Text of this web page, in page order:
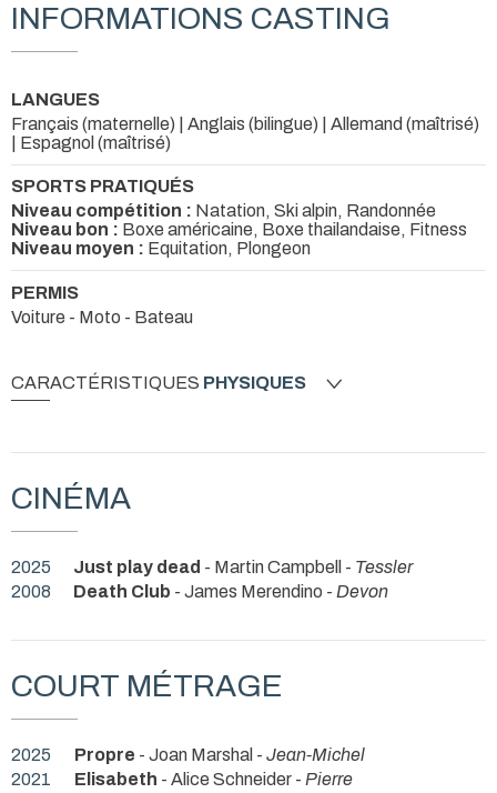
INFORMATIONS CASTING
LANGUES
Français (maternelle) | Anglais (bilingue) | Allemand (maîtrisé)
| Espagnol (maîtrisé)
SPORTS PRATIQUÉS
Niveau compétition : Natation, Ski alpin, Randonnée
Niveau bon : Boxe américaine, Boxe thailandaise, Fitness
Niveau moyen : Equitation, Plongeon
PERMIS
Voiture - Moto - Bateau
CARACTÉRISTIQUES PHYSIQUES
CINÉMA
2025 Just play dead - Martin Campbell - Tessler
2008
Death Club - James Merendino - Devon
COURT MÉTRAGE
2025 Propre - Joan Marshal - Jean-Michel
2021
Elisabeth - Alice Schneider - Pierre